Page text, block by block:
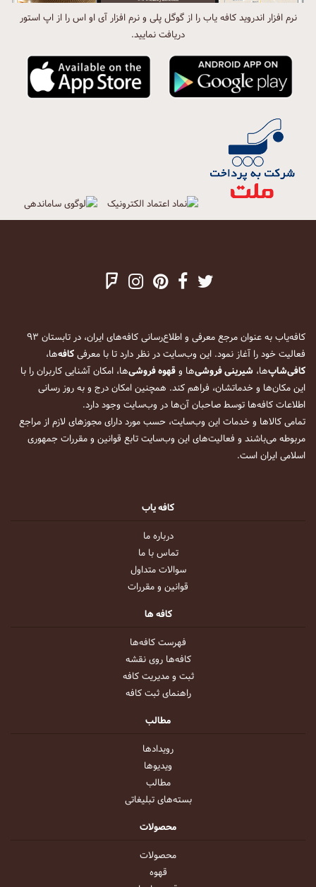
نرم افزار اندروید کافه یاب را از گوگل پلی و نرم افزار آی او اس را از اپ استور
دریافت نمایید.
کافه‌یاب به عنوان مرجع معرفی و اطلاع‌رسانی کافه‌های ایران، در تابستان ۹۳
فعالیت خود را آغاز نمود. این وب‌سایت در نظر دارد تا با معرفیکافه‌ها،
کافی‌شاپ‌ها، شیرینی فروشی‌ها وقهوه فروشی‌ها، امکان آشنایی کاربران را با
این مکان‌ها و خدماتشان، فراهم کند. همچنین امکان درج و به روز رسانی
اطلاعات کافه‌ها توسط صاحبان آن‌ها در وب‌سایت وجود دارد.
تمامی کالاها و خدمات این وب‌سایت، حسب مورد دارای مجوزهای لازم از مراجع
مربوطه می‌باشند و فعالیت‌های این وب‌سایت تابع قوانین و مقررات جمهوری
اسلامی ایران است.
کافه یاب
درباره ما
تماس با ما
سوالات متداول
قوانین و مقررات
کافه ها
فهرست کافه‌ها
کافه‌ها روی نقشه
ثبت و مدیریت کافه
راهنمای ثبت کافه
مطالب
رویداد‌ها
ویدیو‌ها
مطالب
بسته‌های تبلیغاتی
محصولات
محصولات
قهوه